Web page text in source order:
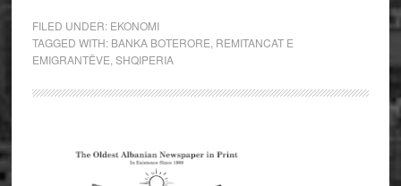
FILED UNDER: EKONOMI
TAGGED WITH: BANKA BOTERORE REMITANCAT E
EMIGRANTËVE SHQIPERIA